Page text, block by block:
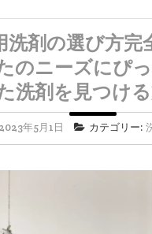
洗剤の選び方完
のニーズにぴ
洗剤を見つけ
2023年5月1日 カテゴリー: